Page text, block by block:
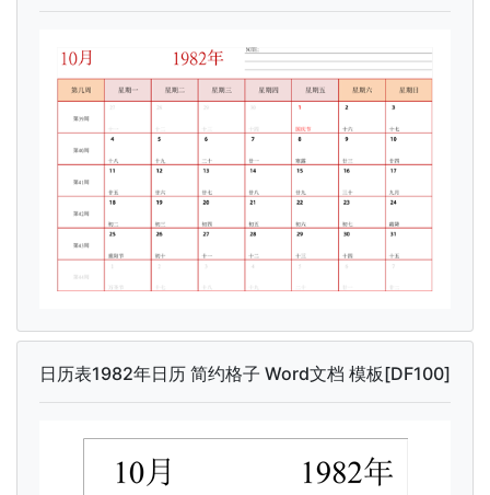
日历表1982年日历 简约格子 Word文档 模板[DF100]